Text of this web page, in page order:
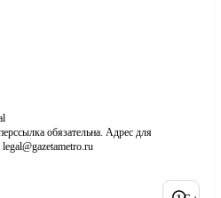
обязательна. Адрес для